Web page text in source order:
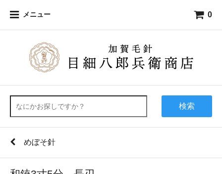
メニュー 0
検索
めぼそ針